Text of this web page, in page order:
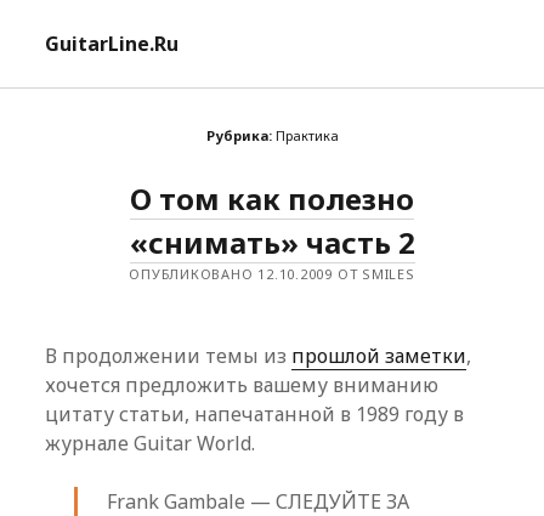
GuitarLine.Ru
Рубрика: Практика
О том как полезно
«снимать» часть 2
ОПУБЛИКОВАНО 12.10.2009 ОТ SMILES
В продолжении темы из прошлой заметки,
хочется предложить вашему вниманию
цитату статьи, напечатанной в 1989 году в
журнале Guitar World.
Frank Gambale — СЛЕДУЙТЕ ЗА